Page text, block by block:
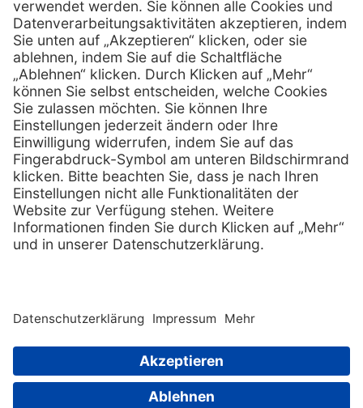
E-Mail:info @ praxis-discount.de
Services
Serviceversprechen
Sprechstundenbedarf
Retoure anmelden
Hilfe
FAQs
Kontakt
Lob & Kritik
Zertifikat Rechtliches
Impressum
Datenschutz
AGB
Copyright © 2026 PxD Praxis-Discount GmbH. All rights
Wir beliefern ausschließlich Fachkreise. Ausgewiesene Preise